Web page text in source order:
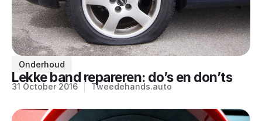
Onderhoud
Lekke band repareren: do’s en don’ts
31 October 2016 Tweedehands.auto